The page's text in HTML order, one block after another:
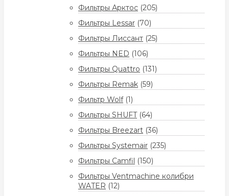
Фильтры Арктос (205)
Фильтры Lessar (70)
Фильтры Лиссант (25)
Фильтры NED (106)
Фильтры Quattro (131)
Фильтры Remak (59)
Фильтр Wolf (1)
Фильтры SHUFT (64)
Фильтры Breezart (36)
Фильтры Systemair (235)
Фильтры Camfil (150)
Фильтры Ventmachine колибри
WATER (12)